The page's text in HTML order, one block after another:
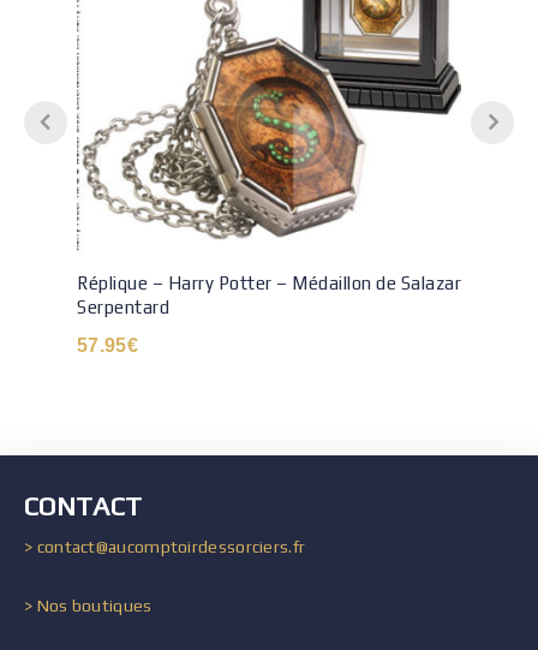
Réplique – Harry Potter – Médaillon de Salazar
Serpentard
57.95€
CONTACT
> contact@aucomptoirdessorciers.fr
> Nos boutiques